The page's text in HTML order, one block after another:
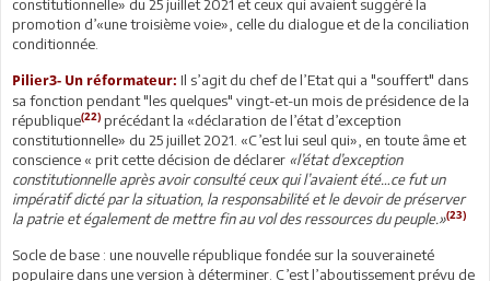
constitutionnelle» du 25 juillet 2021 et ceux qui avaient suggéré la
promotion d’«une troisième voie», celle du dialogue et de la conciliation
conditionnée.
Pilier3- Un réformateur: Il s’agit du chef de l’Etat qui a "souffert" dans
sa fonction pendant "les quelques" vingt-et-un mois de présidence de la
république(22) précédant la «déclaration de l’état d’exception
constitutionnelle» du 25 juillet 2021. «C’est lui seul qui», en toute âme et
conscience « prit cette décision de déclarer «l’état d’exception
constitutionnelle après avoir consulté ceux qui l’avaient été…ce fut un
impératif dicté par la situation, la responsabilité et le devoir de préserver
la patrie et également de mettre fin au vol des ressources du peuple.»(23)
Socle de base : une nouvelle république fondée sur la souveraineté
populaire dans une version à déterminer. C’est l’aboutissement prévu de